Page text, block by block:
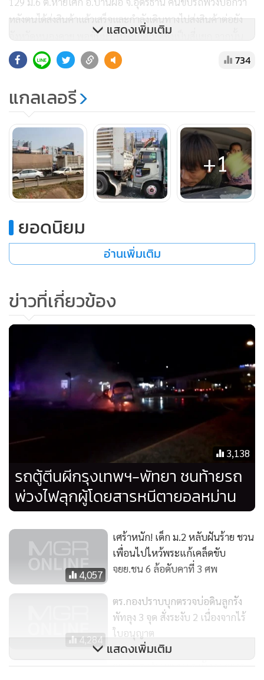
หลังตนได้ส่งสินค้าแล้วเสร็จและกำลังเดินทางไปส่งสินค้าต่อยัง
จังหวัดหนองคาย พอขับมาถึงจุดเกิดเหตุซึ่งเป็นสี่แยก จากนั้น
สัญญาไฟจราจรได้เปลี่ยนเป็นสีส้มและแดง ตนจึงแตะเบรกเพื่อ
หยุดรถ และรถหกล้อที่ขับตามมาก็มาชนท้ายเข้าอย่างจังจนเกิด
อุบัติเหตุ ด้านนายสมหมาย พะวัตทะ บอกว่ารถพ่วงเบรกรถ
กะทันหันทำให้ตนเบรกรถไม่ทัน
เบื้องต้นเจ้าหน้าที่ตำรวจได้นำตัวผู้ขับขี่รถบรรทุก 18 ล้อเข้า
สอบสวนที่ สภ.เมืองอุดรธานี หลังจากนี้จะทำการสอบสวนพยาน
ในที่เกิดเหตุและผู้ได้รับบาดเจ็บหลังจากรักษาพยาบาลแล้ว เพื่อ
แสดงเพิ่มเติม
734
แกลเลอรี
+1
ยอดนิยม
อ่านเพิ่มเติม
ข่าวที่เกี่ยวข้อง
3,138
รถตู้ตีนผีกรุงเทพฯ-พัทยา ชนท้ายรถ
พ่วงไฟลุกผู้โดยสารหนีตายอลหม่าน
4,057
เศร้าหนัก! เด็ก ม.2 หลับฝันร้าย ชวน
เพื่อนไปไหว้พระแก้เคล็ดขับ
จยย.ชน 6 ล้อดับคาที่ 3 ศพ
4,284
ตร.กองปราบบุกตรวจบ่อดินลูกรัง
พัทลุง 3 จุด สั่งระงับ 2 เนื่องจากไร้
ใบอนุญาต
ตร.ลุย อ.ปากพะยูน จ.พัทลุง ตรวจ
แสดงเพิ่มเติม